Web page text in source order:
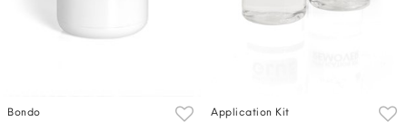
Bondo Application Kit